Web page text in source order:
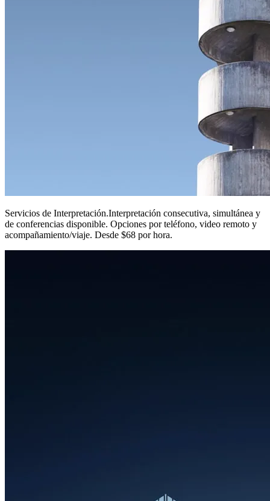
Servicios de Interpretación.Interpretación consecutiva, simultánea y
de conferencias disponible. Opciones por teléfono, video remoto y
acompañamiento/viaje. Desde $68 por hora.